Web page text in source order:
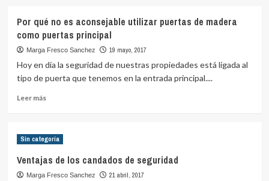
cerraduras
electrónicas
más
confiables
mercado
Por qué no es aconsejable utilizar puertas de madera
como puertas principal
Marga Fresco Sanchez 19 mayo, 2017
Hoy en día la seguridad de nuestras propiedades está ligada al
tipo de puerta que tenemos en la entrada principal....
Leer másLeer
qué
es
aconsejable
Sin categoría
Ventajas de los candados de seguridad
Marga Fresco Sanchez 21 abril, 2017